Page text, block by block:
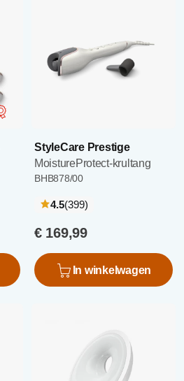
StyleCare Prestige
MoistureProtect-krultang
BHB878/00
4.5(399recensies
)
€ 169,99
In winkelwagen